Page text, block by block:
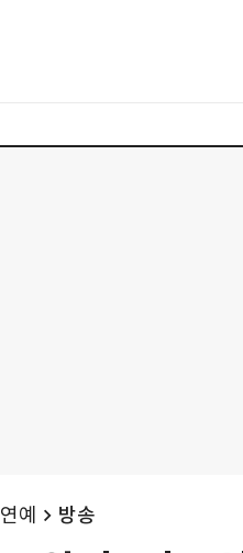
연예 방송